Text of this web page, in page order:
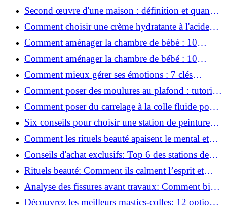
lèvres sèches et gercées?
Second œuvre d'une maison : définition et quand
le réaliser
Comment choisir une crème hydratante à l'acide
hyaluronique et niacinamide ?
Comment aménager la chambre de bébé : 10
conseils sécurité, déco et rangement
Comment aménager la chambre de bébé : 10
conseils sécurité, déco et rangement
Comment mieux gérer ses émotions : 7 clés
pratiques
Comment poser des moulures au plafond : tutoriel
vidéo pas à pas ?
Comment poser du carrelage à la colle fluide pour
un rendu professionnel ?
Six conseils pour choisir une station de peinture
basse pression
Comment les rituels beauté apaisent le mental et
créent des moments pour soi ?
Conseils d'achat exclusifs: Top 6 des stations de
peinture basse pression incontournables!
Rituels beauté: Comment ils calment l’esprit et
chouchoutent votre âme!
Analyse des fissures avant travaux: Comment bien
préparer vos surfaces!
Découvrez les meilleurs mastics-colles: 12 options